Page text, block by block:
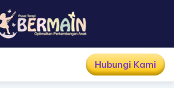
Hubungi Kami